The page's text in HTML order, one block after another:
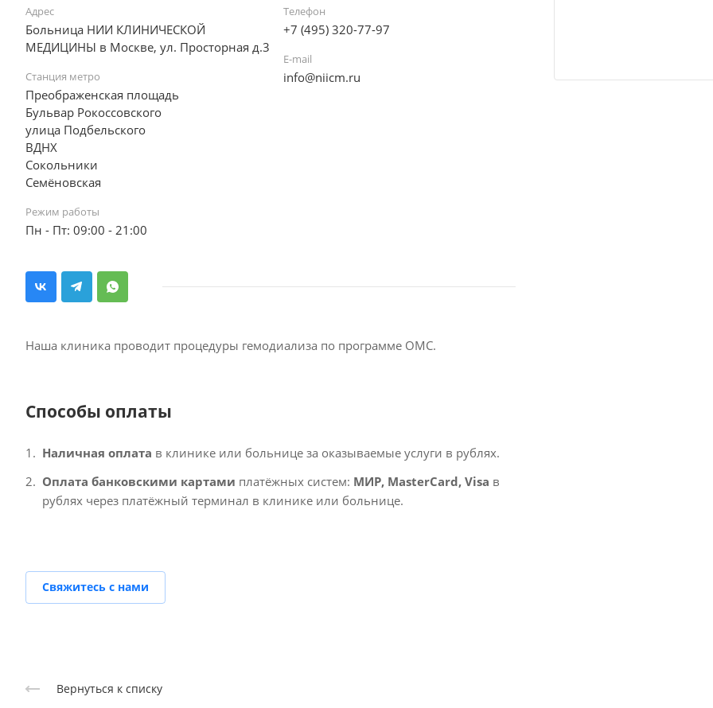
Адрес
Больница НИИ КЛИНИЧЕСКОЙ
МЕДИЦИНЫ в Москве, ул. Просторная д.3
Станция метро
Преображенская площадь
Бульвар Рокоссовского
улица Подбельского
ВДНХ
Сокольники
Семёновская
Режим работы
Пн - Пт: 09:00 - 21:00
Телефон
+7 (495) 320-77-97
E-mail
info@niicm.ru
Наша клиника проводит процедуры гемодиализа по программе ОМС.
Способы оплаты
Наличная оплата в клинике или больнице за оказываемые услуги в рублях.
Оплата банковскими картами платёжных систем: МИР, MasterCard, Visa в
рублях через платёжный терминал в клинике или больнице.
Свяжитесь с нами
Вернуться к списку